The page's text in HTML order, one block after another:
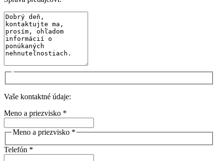
Vaše kontaktné údaje:
Meno a priezvisko *
Meno a priezvisko *
Telefón *